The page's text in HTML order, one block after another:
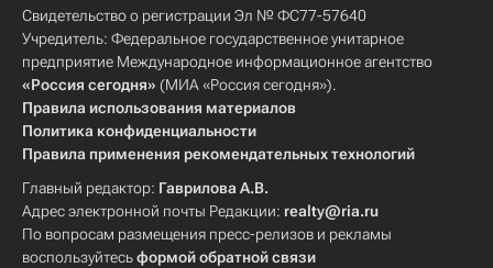
Свидетельство о регистрации Эл № ФС77-57640
Учредитель: Федеральное государственное унитарное
предприятие Международное информационное агентство
«Россия сегодня» (МИА «Россия сегодня»).
Правила использования материалов
Политика конфиденциальности
Правила применения рекомендательных технологий
Главный редактор: Гаврилова А.В.
Адрес электронной почты Редакции: realty@ria.ru
По вопросам размещения пресс-релизов и рекламы
воспользуйтесьформой обратной связи